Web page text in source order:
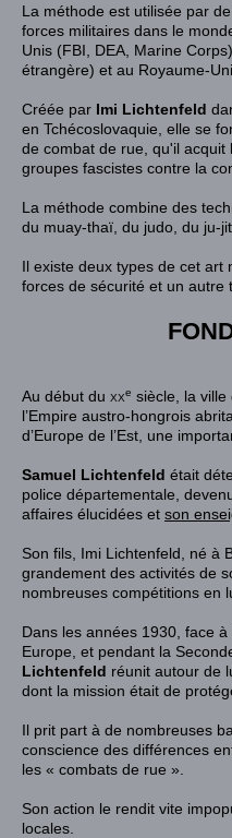
La méthode est utilisée par
forces militaires dans le
Unis (FBI DEA Marine Corps
étrangère) et au Royaume-Uni
Créée par Imi Lichtenfeld
en Tchécoslovaquie , elle se
de combat de rue , qu'il
groupes fascistes contre la
La méthode combine des
du muay-thaï , du judo , du ju-
Il existe deux types de cet art
forces de sécurité et un autre
Au début du xxe siècle , la ville
l’Empire austro-hongrois
d’Europe de l’Est, une
Samuel Lichtenfeld était
police départementale,
affaires élucidées et son
Son fils, Imi Lichtenfeld , né à
grandement des activités de
nombreuses compétitions en
Dans les années 1930 , face
Europe, et pendant la
Lichtenfeld réunit autour de
dont la mission était de
Il prit part à de nombreuses
conscience des différences
les « combats de rue ».
Son action le rendit vite
locales.